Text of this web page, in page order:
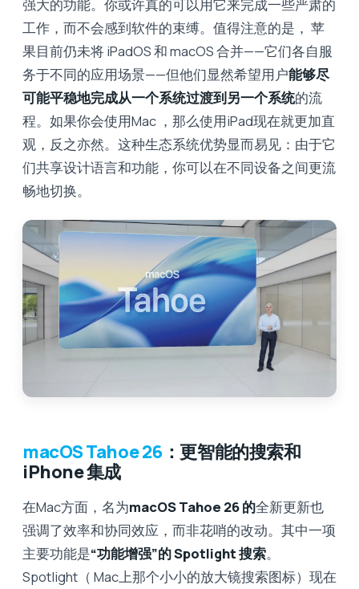
强大的功能。你或许真的可以用它来完成一些严肃的
工作，而不会感到软件的束缚。值得注意的是， 苹
果目前仍未将 iPadOS 和 macOS 合并——它们各自服
务于不同的应用场景——但他们显然希望用户能够尽
可能平稳地完成从一个系统过渡到另一个系统的流
程。如果你会使用Mac ，那么使用iPad现在就更加直
观，反之亦然。这种生态系统优势显而易见：由于它
们共享设计语言和功能，你可以在不同设备之间更流
畅地切换。
macOS Tahoe 26：更智能的搜索和
iPhone 集成
在Mac方面，名为macOS Tahoe 26 的全新更新也
强调了效率和协同效应，而非花哨的改动。其中一项
主要功能是“功能增强”的 Spotlight 搜索。
Spotlight（ Mac上那个小小的放大镜搜索图标）现在